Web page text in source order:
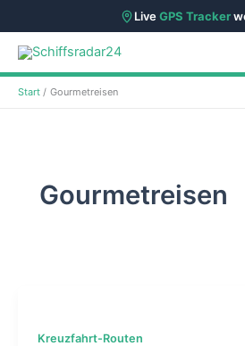
LiveGPS Tracker
Zum
Inhalt
springen
Start Gourmetreisen
Gourmetreisen
Kreuzfahrt-Routen